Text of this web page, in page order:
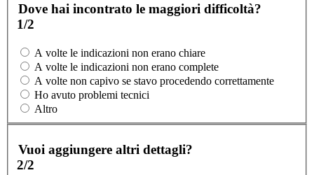
Dove hai incontrato le maggiori difficoltà?
1/2
A volte le indicazioni non erano chiare
A volte le indicazioni non erano complete
A volte non capivo se stavo procedendo correttamente
Ho avuto problemi tecnici
Altro
Vuoi aggiungere altri dettagli?
2/2